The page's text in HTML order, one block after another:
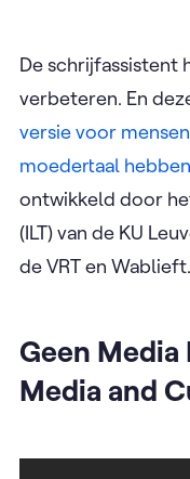
De schrijfassistent
verbeteren. En
versie voor
moedertaal hebben
ontwikkeld door
(ILT) van de KU
de VRT en Wablieft.
Geen Media
Media and